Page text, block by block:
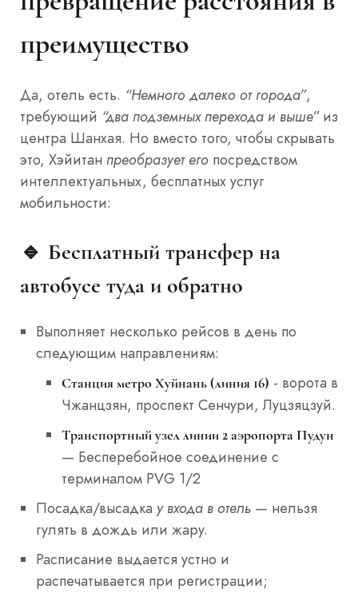
преимущество
Да, отель есть. “Немного далеко от города”,
требующий “два подземных перехода и выше”из
центра Шанхая. Но вместо того, чтобы скрывать
это, Хэйитан преобразует его посредством
интеллектуальных, бесплатных услуг
мобильности:
🔹 Бесплатный трансфер на
автобусе туда и обратно
Выполняет несколько рейсов в день по
следующим направлениям:
Станция метро Хуйнань (линия 16) - ворота в
Чжанцзян, проспект Сенчури, Луцзяцзуй.
Транспортный узел линии 2 аэропорта Пудун
— Бесперебойное соединение с
терминалом PVG 1/2
Посадка/высадка у входа в отель— нельзя
гулять в дождь или жару.
Расписание выдается устно и
распечатывается при регистрации;